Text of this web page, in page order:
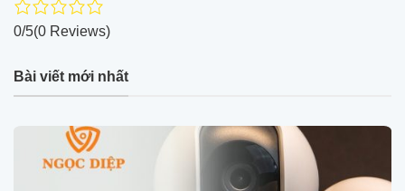
0/5(0 Reviews)
Bài viết mới nhất